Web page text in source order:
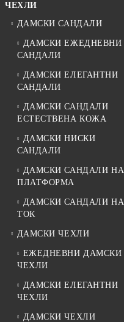
ЧЕХЛИ
ДАМСКИ САНДАЛИ
ДАМСКИ ЕЖЕДНЕВНИ
САНДАЛИ
ДАМСКИ ЕЛЕГАНТНИ
САНДАЛИ
ДАМСКИ САНДАЛИ
ЕСТЕСТВЕНА КОЖА
ДАМСКИ НИСКИ
САНДАЛИ
ДАМСКИ САНДАЛИ НА
ПЛАТФОРМА
ДАМСКИ САНДАЛИ НА
ТОК
ДАМСКИ ЧЕХЛИ
ЕЖЕДНЕВНИ ДАМСКИ
ЧЕХЛИ
ДАМСКИ ЕЛЕГАНТНИ
ЧЕХЛИ
ДАМСКИ ЧЕХЛИ